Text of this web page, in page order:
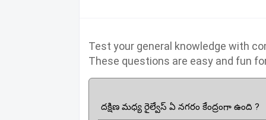
Test your general knowledge with
These questions are easy and fun
దక్షిణ మధ్య రైల్వేస్ ఏ నగరం కేంద్రంగా ఉంది ?